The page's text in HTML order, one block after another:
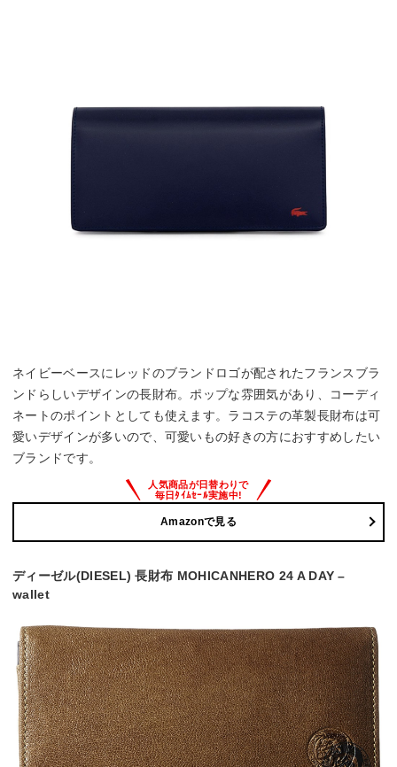
ネイビーベースにレッドのブランドロゴが配されたフランスブラ
ンドらしいデザインの長財布。ポップな雰囲気があり、コーディ
ネートのポイントとしても使えます。ラコステの革製長財布は可
愛いデザインが多いので、可愛いもの好きの方におすすめしたい
ブランドです。
Amazonで見る
ディーゼル(DIESEL) 長財布 MOHICANHERO 24 A DAY –
wallet